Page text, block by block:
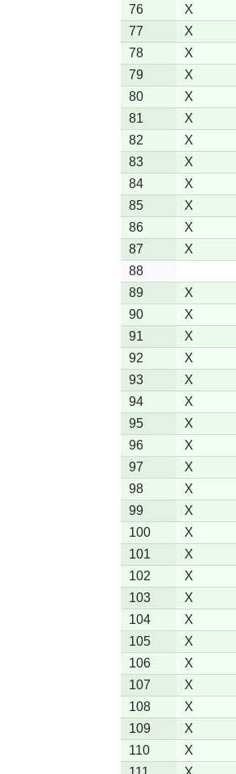
76
X
77
X
78
X
79
X
80
X
81
X
82
X
83
X
84
X
85
X
86
X
87
X
88
89
X
90
X
91
X
92
X
93
X
94
X
95
X
96
X
97
X
98
X
99
X
100
X
101
X
102
X
103
X
104
X
105
X
106
X
107
X
108
X
109
X
110
X